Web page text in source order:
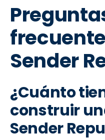
Sender
¿Cuánto
construir
Sender